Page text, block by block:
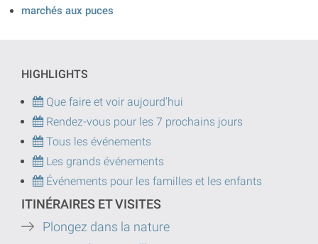
marchés aux puces
HIGHLIGHTS
Que faire et voir aujourd'hui
Rendez-vous pour les 7 prochains jours
Tous les événements
Les grands événements
Événements pour les familles et les enfants
ITINÉRAIRES ET VISITES
Plongez dans la nature